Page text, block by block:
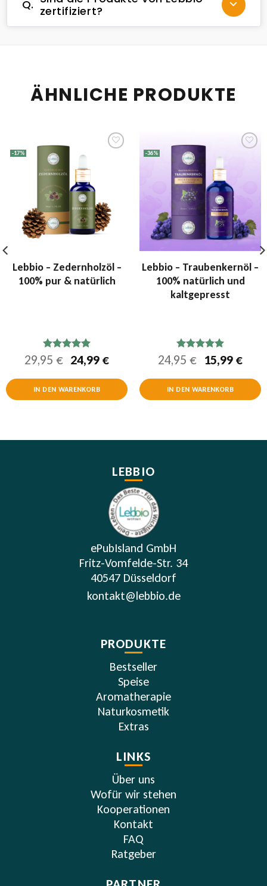
Q. zertifiziert?
ÄHNLICHE PRODUKTE
-17%
hinzufügen
Lebbio – Zedernholzöl –
100% pur & natürlich
Bewertet
mit5.00
29,95€ Ursprünglicher
war:
29,95 €
24,99€Aktueller
ist:
24,99 €.
IN DEN WARENKORB
-36%
hinzufügen
Lebbio – Traubenkernöl –
100% natürlich und
kaltgepresst
Bewertet
mit5.00
24,95€
war:
24,95 €
15,99€
ist:
IN DEN WARENKORB
€.
LEBBIO
ePubIsland GmbH
Fritz-Vomfelde-Str. 34
40547 Düsseldorf
kontakt@lebbio.de
PRODUKTE
Bestseller
Speise
Aromatherapie
Naturkosmetik
Extras
LINKS
Über uns
Wofür wir stehen
Kooperationen
Kontakt
FAQ
Ratgeber